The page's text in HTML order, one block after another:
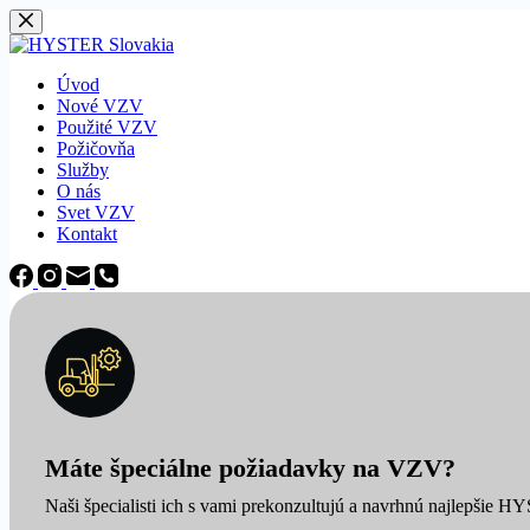
Späť
na
Úvod
Nové VZV
Použité VZV
Požičovňa
Služby
O nás
Svet VZV
Kontakt
Máte špeciálne požiadavky na VZV?
Naši špecialisti ich s vami prekonzultujú a navrhnú najlepšie